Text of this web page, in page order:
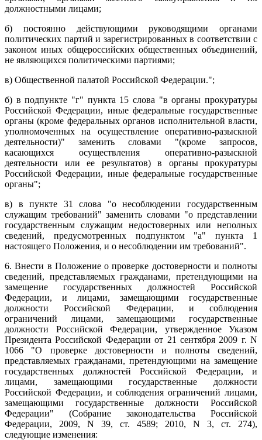
должностными лицами;
б) постоянно действующими руководящими органами
политических партий и зарегистрированных в соответствии с
законом иных общероссийских общественных объединений,
не являющихся политическими партиями;
в) Общественной палатой Российской Федерации.";
б) в подпункте "г" пункта 15 слова "в органы прокуратуры
Российской Федерации, иные федеральные государственные
органы (кроме федеральных органов исполнительной власти,
уполномоченных на осуществление оперативно-разыскной
деятельности)" заменить словами "(кроме запросов,
касающихся осуществления оперативно-разыскной
деятельности или ее результатов) в органы прокуратуры
Российской Федерации, иные федеральные государственные
органы";
в) в пункте 31 слова "о несоблюдении государственным
служащим требований" заменить словами "о представлении
государственным служащим недостоверных или неполных
сведений, предусмотренных подпунктом "а" пункта 1
настоящего Положения, и о несоблюдении им требований".
6. Внести в Положение о проверке достоверности и полноты
сведений, представляемых гражданами, претендующими на
замещение государственных должностей Российской
Федерации, и лицами, замещающими государственные
должности Российской Федерации, и соблюдения
ограничений лицами, замещающими государственные
должности Российской Федерации, утвержденное Указом
Президента Российской Федерации от 21 сентября 2009 г. N
1066 "О проверке достоверности и полноты сведений,
представляемых гражданами, претендующими на замещение
государственных должностей Российской Федерации, и
лицами, замещающими государственные должности
Российской Федерации, и соблюдения ограничений лицами,
замещающими государственные должности Российской
Федерации" (Собрание законодательства Российской
Федерации, 2009, N 39, ст. 4589; 2010, N 3, ст. 274),
следующие изменения: